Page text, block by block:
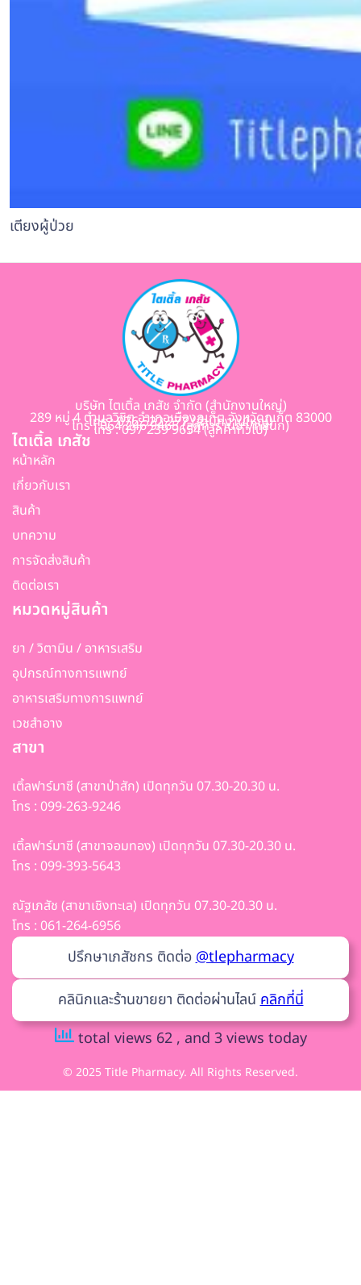
เตียงผู้ป่วย
บริษัท ไตเติ้ล เภสัช จำกัด (สำนักงานใหญ่)
289 หมู่ 4 ตำบลวิชิต อำเภอเมืองภูเก็ต จังหวัดภูเก็ต 83000
โทร : 076 522 277 (สำนักงานใหญ่)
โทร : 064 246 9465 (ลูกค้าร้านยา/คลินิก)
โทร : 097 239 9654 (ลูกค้าทั่วไป)
ไตเติ้ล เภสัช
หน้าหลัก
เกี่ยวกับเรา
สินค้า
บทความ
การจัดส่งสินค้า
ติดต่อเรา
หมวดหมู่สินค้า
ยา / วิตามิน / อาหารเสริม
อุปกรณ์ทางการแพทย์
อาหารเสริมทางการแพทย์
เวชสำอาง
สาขา
เติ้ลฟาร์มาซี (สาขาป่าสัก) เปิดทุกวัน 07.30-20.30 น.
โทร : 099-263-9246
เติ้ลฟาร์มาซี (สาขาจอมทอง) เปิดทุกวัน 07.30-20.30 น.
โทร : 099-393-5643
ณัฐเภสัช (สาขาเชิงทะเล) เปิดทุกวัน 07.30-20.30 น.
โทร : 061-264-6956
ปรึกษาเภสัชกร ติดต่อ@tlepharmacy
คลินิกและร้านขายยา ติดต่อผ่านไลน์คลิกที่นี่
total views 62 , and 3 views today
© 2025 Title Pharmacy. All Rights Reserved.